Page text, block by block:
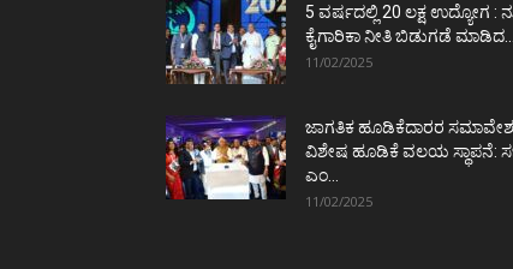
5 ವರ್ಷದಲ್ಲಿ 20 ಲಕ್ಷ ಉದ್ಯೋಗ :
ಕೈಗಾರಿಕಾ ನೀತಿ ಬಿಡುಗಡೆ ಮಾಡಿದ...
11/02/2025
ಜಾಗತಿಕ ಹೂಡಿಕೆದಾರರ ಸಮಾವೇಶ
ವಿಶೇಷ ಹೂಡಿಕೆ ವಲಯ ಸ್ಥಾಪನೆ:
ಎಂ...
11/02/2025